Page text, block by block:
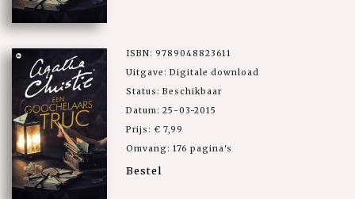
ISBN: 9789048823611
Uitgave: Digitale download
Status: Beschikbaar
Datum: 25-03-2015
Prijs: € 7,99
Omvang: 176 pagina's
Bestel